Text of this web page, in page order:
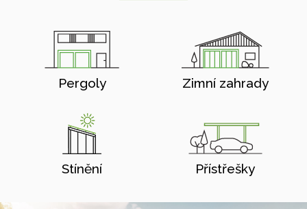
Pergoly Zimní zahrady
Stínění Přístřešky